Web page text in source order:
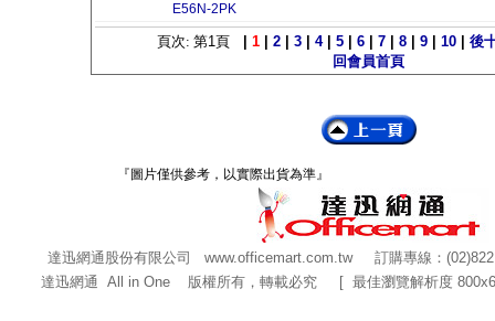
E56N-2PK
頁次: 第1頁 1 2 3 4| 5 6 7 8 9 10
後
回會員首頁
『圖片僅供參考，以實際出貨為準』
達迅網通股份有限公司 www.officemart.com.tw訂購專線：
達迅網通 All in One 版權所有，轉載必究 [ 最佳瀏覽解析度